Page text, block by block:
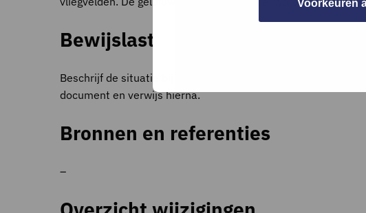
Voorkeuren
Bewijslast
Beschrijf de situatie bij de notities en indien mogelijk maak
document en verwijs hierna.
Bronnen en referenties
–